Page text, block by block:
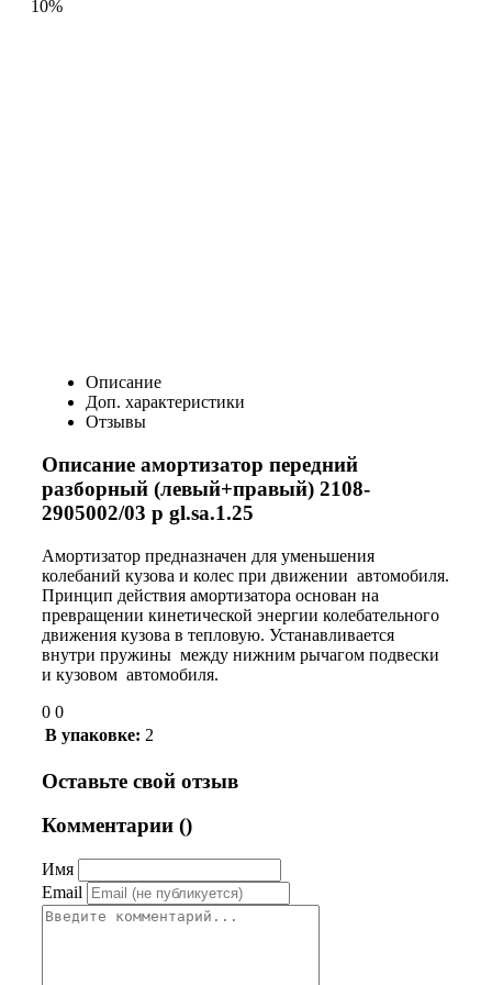
10%
Описание
Доп. характеристики
Отзывы
Описание амортизатор передний
разборный (левый+правый) 2108-
2905002/03 p gl.sa.1.25
Амортизатор предназначен для уменьшения
колебаний кузова и колес при движении автомобиля.
Принцип действия амортизатора основан на
превращении кинетической энергии колебательного
движения кузова в тепловую. Устанавливается
внутри пружины между нижним рычагом подвески
и кузовом автомобиля.
0 0
В упаковке: 2
Оставьте свой отзыв
Комментарии ()
Имя
Email